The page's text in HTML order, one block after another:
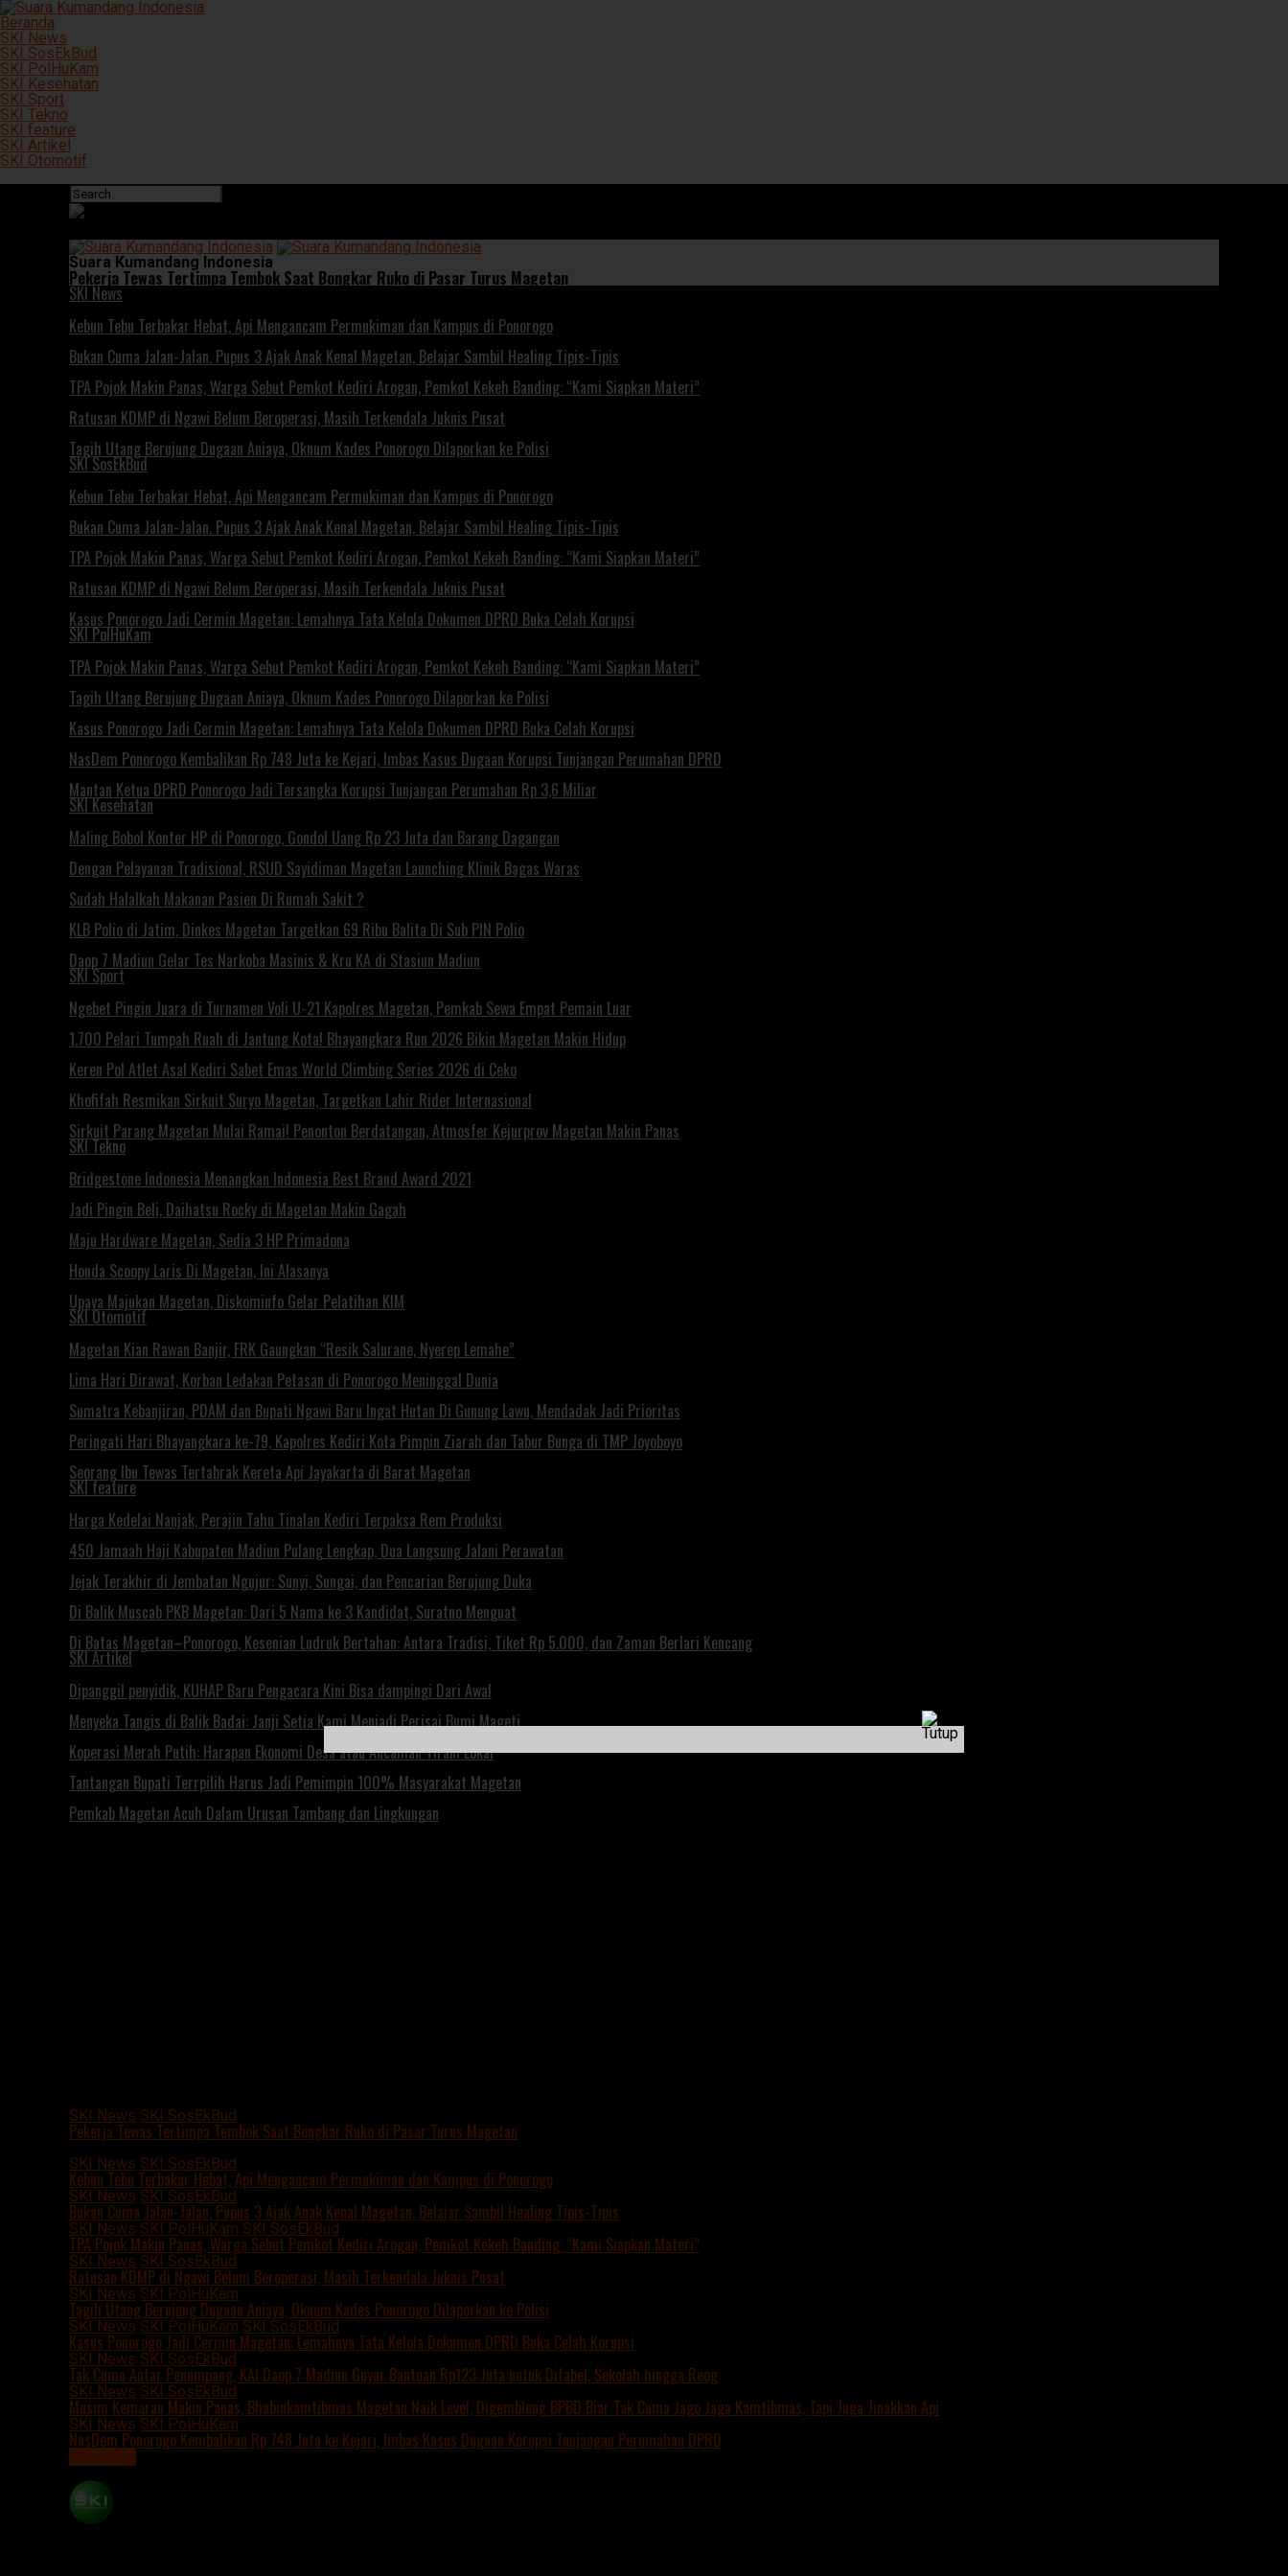
Beranda
SKI News
SKI SosEkBud
SKI PolHuKam
SKI Kesehatan
SKI Sport
SKI Tekno
SKI feature
SKI Artikel
SKI Otomotif
Suara Kumandang Indonesia
Pekerja Tewas Tertimpa Tembok Saat Bongkar Ruko di Pasar Turus Magetan
SKI News
Kebun Tebu Terbakar Hebat, Api Mengancam Permukiman dan Kampus di Ponorogo
Bukan Cuma Jalan-Jalan. Pupus 3 Ajak Anak Kenal Magetan, Belajar Sambil Healing Tipis-Tipis
TPA Pojok Makin Panas, Warga Sebut Pemkot Kediri Arogan, Pemkot Kekeh Banding: “Kami Siapkan Materi”
Ratusan KDMP di Ngawi Belum Beroperasi, Masih Terkendala Juknis Pusat
Tagih Utang Berujung Dugaan Aniaya, Oknum Kades Ponorogo Dilaporkan ke Polisi
SKI SosEkBud
Kebun Tebu Terbakar Hebat, Api Mengancam Permukiman dan Kampus di Ponorogo
Bukan Cuma Jalan-Jalan. Pupus 3 Ajak Anak Kenal Magetan, Belajar Sambil Healing Tipis-Tipis
TPA Pojok Makin Panas, Warga Sebut Pemkot Kediri Arogan, Pemkot Kekeh Banding: “Kami Siapkan Materi”
Ratusan KDMP di Ngawi Belum Beroperasi, Masih Terkendala Juknis Pusat
Kasus Ponorogo Jadi Cermin Magetan: Lemahnya Tata Kelola Dokumen DPRD Buka Celah Korupsi
SKI PolHuKam
TPA Pojok Makin Panas, Warga Sebut Pemkot Kediri Arogan, Pemkot Kekeh Banding: “Kami Siapkan Materi”
Tagih Utang Berujung Dugaan Aniaya, Oknum Kades Ponorogo Dilaporkan ke Polisi
Kasus Ponorogo Jadi Cermin Magetan: Lemahnya Tata Kelola Dokumen DPRD Buka Celah Korupsi
NasDem Ponorogo Kembalikan Rp 748 Juta ke Kejari, Imbas Kasus Dugaan Korupsi Tunjangan Perumahan DPRD
Mantan Ketua DPRD Ponorogo Jadi Tersangka Korupsi Tunjangan Perumahan Rp 3,6 Miliar
SKI Kesehatan
Maling Bobol Konter HP di Ponorogo, Gondol Uang Rp 23 Juta dan Barang Dagangan
Dengan Pelayanan Tradisional, RSUD Sayidiman Magetan Launching Klinik Bagas Waras
Sudah Halalkah Makanan Pasien Di Rumah Sakit ?
KLB Polio di Jatim, Dinkes Magetan Targetkan 69 Ribu Balita Di Sub PIN Polio
Daop 7 Madiun Gelar Tes Narkoba Masinis & Kru KA di Stasiun Madiun
SKI Sport
Ngebet Pingin Juara di Turnamen Voli U-21 Kapolres Magetan, Pemkab Sewa Empat Pemain Luar
1.700 Pelari Tumpah Ruah di Jantung Kota! Bhayangkara Run 2026 Bikin Magetan Makin Hidup
Keren Pol Atlet Asal Kediri Sabet Emas World Climbing Series 2026 di Ceko
Khofifah Resmikan Sirkuit Suryo Magetan, Targetkan Lahir Rider Internasional
Sirkuit Parang Magetan Mulai Ramai! Penonton Berdatangan, Atmosfer Kejurprov Magetan Makin Panas
SKI Tekno
Bridgestone Indonesia Menangkan Indonesia Best Brand Award 2021
Jadi Pingin Beli, Daihatsu Rocky di Magetan Makin Gagah
Maju Hardware Magetan, Sedia 3 HP Primadona
Honda Scoopy Laris Di Magetan, Ini Alasanya
Upaya Majukan Magetan, Diskominfo Gelar Pelatihan KIM
SKI Otomotif
Magetan Kian Rawan Banjir, FRK Gaungkan “Resik Salurane, Nyerep Lemahe”
Lima Hari Dirawat, Korban Ledakan Petasan di Ponorogo Meninggal Dunia
Sumatra Kebanjiran, PDAM dan Bupati Ngawi Baru Ingat Hutan Di Gunung Lawu, Mendadak Jadi Prioritas
Peringati Hari Bhayangkara ke-79, Kapolres Kediri Kota Pimpin Ziarah dan Tabur Bunga di TMP Joyoboyo
Seorang Ibu Tewas Tertabrak Kereta Api Jayakarta di Barat Magetan
SKI feature
Harga Kedelai Nanjak, Perajin Tahu Tinalan Kediri Terpaksa Rem Produksi
450 Jamaah Haji Kabupaten Madiun Pulang Lengkap, Dua Langsung Jalani Perawatan
Jejak Terakhir di Jembatan Ngujur: Sunyi, Sungai, dan Pencarian Berujung Duka
Di Balik Muscab PKB Magetan: Dari 5 Nama ke 3 Kandidat, Suratno Menguat
Di Batas Magetan–Ponorogo, Kesenian Ludruk Bertahan: Antara Tradisi, Tiket Rp 5.000, dan Zaman Berlari Kencang
SKI Artikel
Dipanggil penyidik, KUHAP Baru Pengacara Kini Bisa dampingi Dari Awal
Menyeka Tangis di Balik Badai: Janji Setia Kami Menjadi Perisai Bumi Mageti
Koperasi Merah Putih: Harapan Ekonomi Desa atau Ancaman Tirani Lokal
Tantangan Bupati Terrpilih Harus Jadi Pemimpin 100% Masyarakat Magetan
Pemkab Magetan Acuh Dalam Urusan Tambang dan Lingkungan
SKI News SKI SosEkBud
Pekerja Tewas Tertimpa Tembok Saat Bongkar Ruko di Pasar Turus Magetan
SKI News SKI SosEkBud
Kebun Tebu Terbakar Hebat, Api Mengancam Permukiman dan Kampus di Ponorogo
SKI News SKI SosEkBud
Bukan Cuma Jalan-Jalan. Pupus 3 Ajak Anak Kenal Magetan, Belajar Sambil Healing Tipis-Tipis
SKI News SKI PolHuKam SKI SosEkBud
TPA Pojok Makin Panas, Warga Sebut Pemkot Kediri Arogan, Pemkot Kekeh Banding: “Kami Siapkan Materi”
SKI News SKI SosEkBud
Ratusan KDMP di Ngawi Belum Beroperasi, Masih Terkendala Juknis Pusat
SKI News SKI PolHuKam
Tagih Utang Berujung Dugaan Aniaya, Oknum Kades Ponorogo Dilaporkan ke Polisi
SKI News SKI PolHuKam SKI SosEkBud
Kasus Ponorogo Jadi Cermin Magetan: Lemahnya Tata Kelola Dokumen DPRD Buka Celah Korupsi
SKI News SKI SosEkBud
Tak Cuma Antar Penumpang, KAI Daop 7 Madiun Guyur Bantuan Rp123 Juta untuk Difabel, Sekolah hingga Reog
SKI News SKI SosEkBud
Musim Kemarau Makin Panas, Bhabinkamtibmas Magetan Naik Level, Digembleng BPBD Biar Tak Cuma Jago Jaga Kamtibmas, Tapi Juga Jinakkan Api
SKI News SKI PolHuKam
NasDem Ponorogo Kembalikan Rp 748 Juta ke Kejari, Imbas Kasus Dugaan Korupsi Tunjangan Perumahan DPRD
Pekerja Tewas Tertimpa Tembok Saat Bongkar Ruko di Pasar Turus Magetan